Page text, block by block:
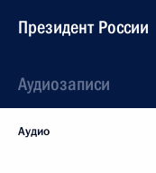
Президент России
Аудиозаписи
Аудио